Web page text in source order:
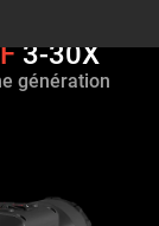
3-30X
génération